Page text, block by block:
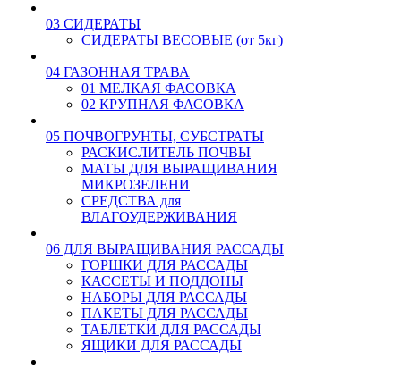
03 СИДЕРАТЫ
СИДЕРАТЫ ВЕСОВЫЕ (от 5кг)
04 ГАЗОННАЯ ТРАВА
01 МЕЛКАЯ ФАСОВКА
02 КРУПНАЯ ФАСОВКА
05 ПОЧВОГРУНТЫ, СУБСТРАТЫ
РАСКИСЛИТЕЛЬ ПОЧВЫ
МАТЫ ДЛЯ ВЫРАЩИВАНИЯ
МИКРОЗЕЛЕНИ
СРЕДСТВА для
ВЛАГОУДЕРЖИВАНИЯ
06 ДЛЯ ВЫРАЩИВАНИЯ РАССАДЫ
ГОРШКИ ДЛЯ РАССАДЫ
КАССЕТЫ И ПОДДОНЫ
НАБОРЫ ДЛЯ РАССАДЫ
ПАКЕТЫ ДЛЯ РАССАДЫ
ТАБЛЕТКИ ДЛЯ РАССАДЫ
ЯЩИКИ ДЛЯ РАССАДЫ